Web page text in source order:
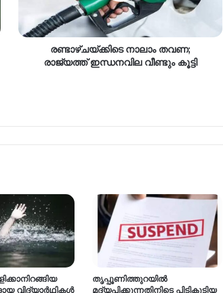
രണ്ടാഴ്ചയ്ക്കിടെ നാലാം തവണ;
രാജ്യത്ത് ഇന്ധനവില വീണ്ടും കൂട്ടി
വിദ്യാർഥികൾ
തൃപ്പൂണിത്തുറയിൽ
മദ്യപിക്കുന്നതിനിടെ പിടികൂടിയ